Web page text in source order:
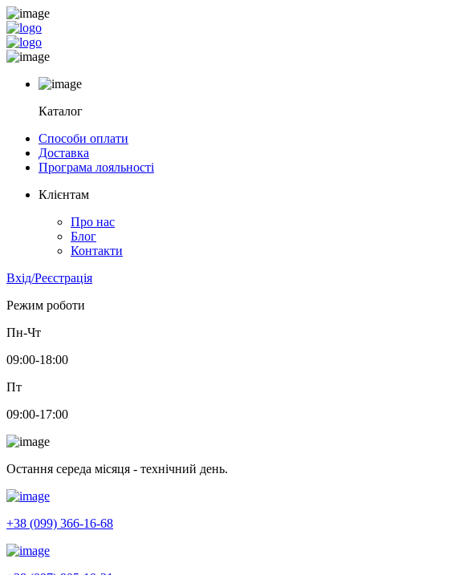
Каталог
Способи оплати
Доставка
Програма лояльності
Клієнтам
Про нас
Блог
Контакти
Вхід/Реєстрація
Режим роботи
Пн-Чт
09:00-18:00
Пт
09:00-17:00
Остання середа місяця - технічний день.
+38 (099) 366-16-68